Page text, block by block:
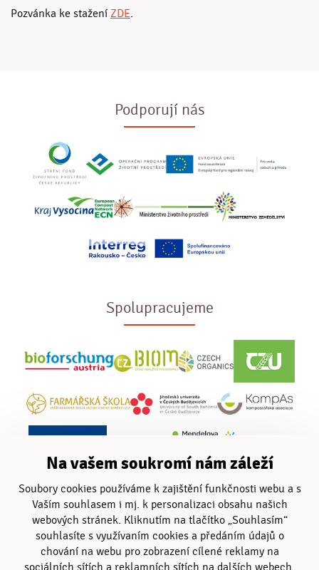
Pozvánka ke stažení ZDE.
Podporují nás
Spolupracujeme
Na vašem soukromí nám záleží
Soubory cookies používáme k zajištění funkčnosti webu a s
Vaším souhlasem i mj. k personalizaci obsahu našich
webových stránek. Kliknutím na tlačítko „Souhlasím“
souhlasíte s využívaním cookies a předáním údajů o
chování na webu pro zobrazení cílené reklamy na
sociálních sítích a reklamních sítích na dalších webech.